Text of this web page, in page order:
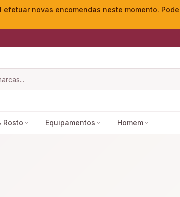
novas encomendas neste momento.
Rosto Equipamentos Homem